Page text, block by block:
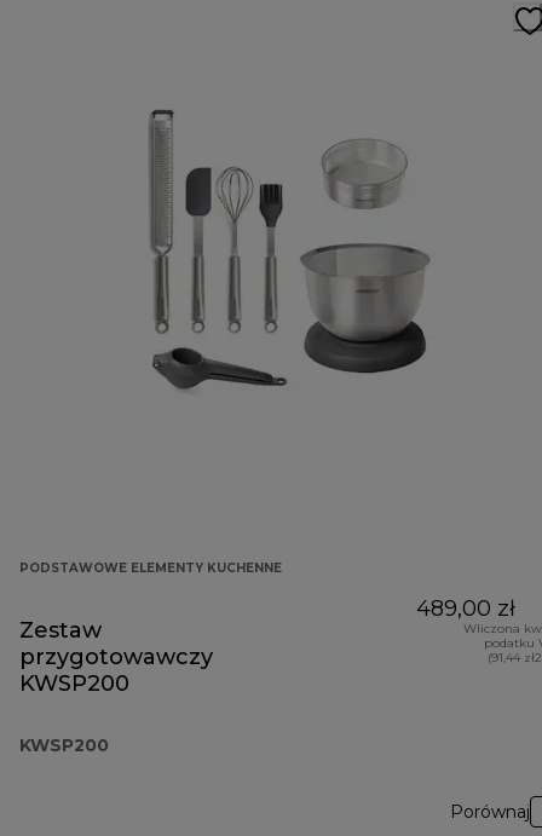
PODSTAWOWE ELEMENTY KUCHENNE
Zestaw
przygotowawczy
KWSP200
KWSP200
489,00 zł
Wliczona
podatku
(91,44
Porównaj